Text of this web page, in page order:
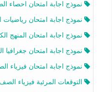
نموذج اجابة امتحان احصاء الصف
نموذج اجابة امتحان رياضيات الصف
نموذج اجابة امتحان المنهج الكامل
نموذج اجابة امتحان جغرافيا الصف
نموذج اجابة امتحان فيزياء الصف
التوقعات المرئية فيزياء الصف العاشر